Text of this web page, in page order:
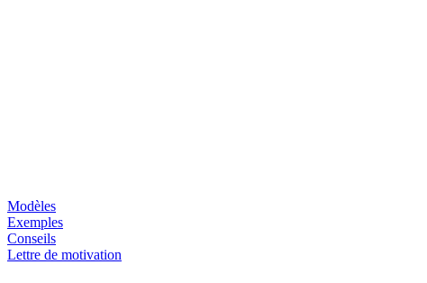
Modèles
Exemples
Conseils
Lettre de motivation